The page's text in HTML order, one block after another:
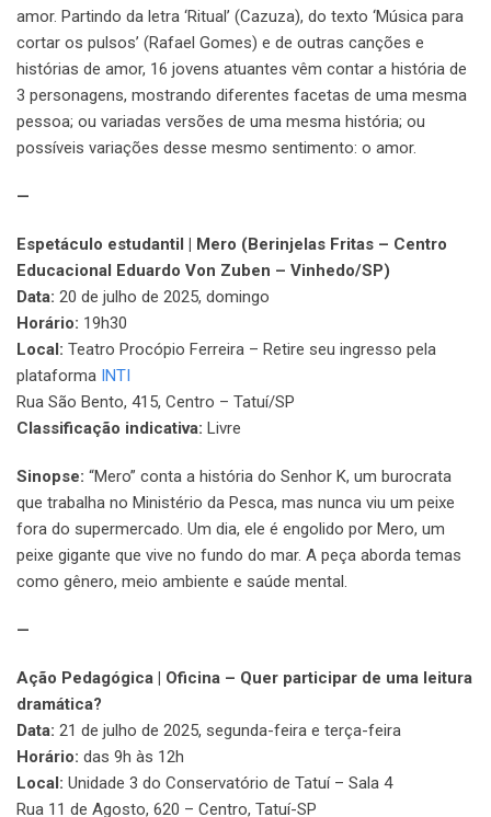
amor. Partindo da letra ‘Ritual’ (Cazuza), do texto ‘Música para
cortar os pulsos’ (Rafael Gomes) e de outras canções e
histórias de amor, 16 jovens atuantes vêm contar a história de
3 personagens, mostrando diferentes facetas de uma mesma
pessoa; ou variadas versões de uma mesma história; ou
possíveis variações desse mesmo sentimento: o amor.
—
Espetáculo estudantil | Mero (Berinjelas Fritas – Centro
Educacional Eduardo Von Zuben – Vinhedo/SP)
Data: 20 de julho de 2025, domingo
Horário: 19h30
Local: Teatro Procópio Ferreira – Retire seu ingresso pela
plataforma INTI
Rua São Bento, 415, Centro – Tatuí/SP
Classificação indicativa: Livre
Sinopse: “Mero” conta a história do Senhor K, um burocrata
que trabalha no Ministério da Pesca, mas nunca viu um peixe
fora do supermercado. Um dia, ele é engolido por Mero, um
peixe gigante que vive no fundo do mar. A peça aborda temas
como gênero, meio ambiente e saúde mental.
—
Ação Pedagógica | Oficina – Quer participar de uma leitura
dramática?
Data: 21 de julho de 2025, segunda-feira e terça-feira
Horário: das 9h às 12h
Local: Unidade 3 do Conservatório de Tatuí – Sala 4
Rua 11 de Agosto, 620 – Centro, Tatuí-SP